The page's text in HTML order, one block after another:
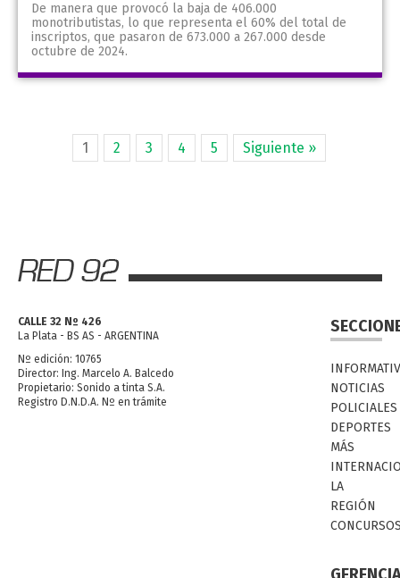
De manera que provocó la baja de 406.000
monotributistas, lo que representa el 60% del total de
inscriptos, que pasaron de 673.000 a 267.000 desde
octubre de 2024.
1 2 3 4 5 Siguiente »
CALLE 32 Nº 426
La Plata - BS AS - ARGENTINA
Nº edición: 10765
Director: Ing. Marcelo A. Balcedo
Propietario: Sonido a tinta S.A.
Registro D.N.D.A. Nº en trámite
NOTICIAS
POLICIALES
DEPORTES
MÁS
LA
REGIÓN